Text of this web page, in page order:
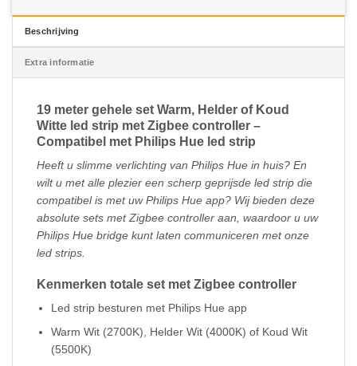
Beschrijving
Extra informatie
19 meter gehele set Warm, Helder of Koud
Witte led strip met Zigbee controller –
Compatibel met Philips Hue led strip
Heeft u slimme verlichting van Philips Hue in huis? En
wilt u met alle plezier een scherp geprijsde led strip die
compatibel is met uw Philips Hue app? Wij bieden deze
absolute sets met Zigbee controller aan, waardoor u uw
Philips Hue bridge kunt laten communiceren met onze
led strips.
Kenmerken totale set met Zigbee controller
Led strip besturen met Philips Hue app
Warm Wit (2700K), Helder Wit (4000K) of Koud Wit
(5500K)